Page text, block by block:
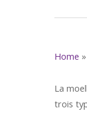
Home »
La
trois